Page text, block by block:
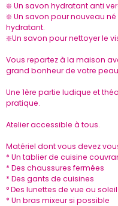
❇️ Un savon hydratant anti
❇️ Un savon pour nouveau
hydratant.
❇️Un savon pour nettoyer le
Vous repartez à la maison
grand bonheur de votre
Une 1ère partie ludique et
pratique.
Atelier accessible à tous.
Matériel dont vous devez
* Un tablier de cuisine
* Des chaussures fermées
* Des gants de cuisines
° Des lunettes de vue ou
* Un bras mixeur si possible